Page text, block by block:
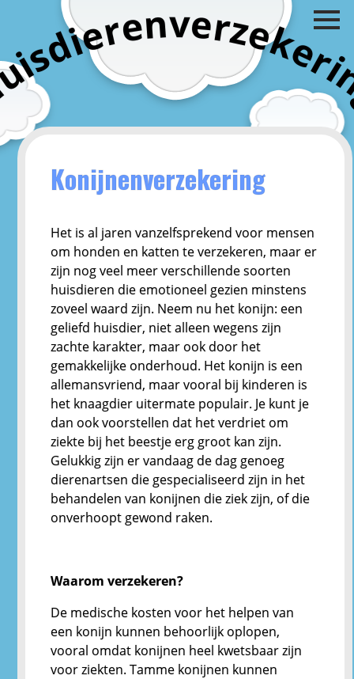
i
sd
ierenverzeke
r
i
Konijnenverzekering
Het is al jaren vanzelfsprekend voor mensen
om honden en katten te verzekeren, maar er
zijn nog veel meer verschillende soorten
huisdieren die emotioneel gezien minstens
zoveel waard zijn. Neem nu het konijn: een
geliefd huisdier, niet alleen wegens zijn
zachte karakter, maar ook door het
gemakkelijke onderhoud. Het konijn is een
allemansvriend, maar vooral bij kinderen is
het knaagdier uitermate populair. Je kunt je
dan ook voorstellen dat het verdriet om
ziekte bij het beestje erg groot kan zijn.
Gelukkig zijn er vandaag de dag genoeg
dierenartsen die gespecialiseerd zijn in het
behandelen van konijnen die ziek zijn, of die
onverhoopt gewond raken.
Waarom verzekeren?
De medische kosten voor het helpen van
een konijn kunnen behoorlijk oplopen,
vooral omdat konijnen heel kwetsbaar zijn
voor ziekten. Tamme konijnen kunnen